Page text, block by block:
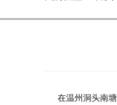
在温州洞头南